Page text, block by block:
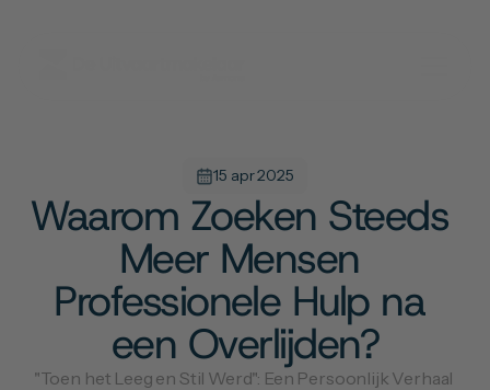
15 apr 2025
Waarom Zoeken Steeds
Meer Mensen
Professionele Hulp na
een Overlijden?
"Toen het Leeg en Stil Werd": Een Persoonlijk Verhaal